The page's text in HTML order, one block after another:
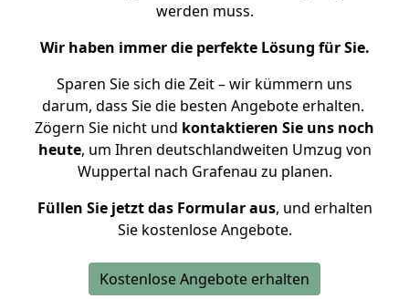
werden muss.
Wir haben immer die perfekte Lösung für Sie.
Sparen Sie sich die Zeit – wir kümmern uns
darum, dass Sie die besten Angebote erhalten.
Zögern Sie nicht und kontaktieren Sie uns noch
heute, um Ihren deutschlandweiten Umzug von
Wuppertal nach Grafenau zu planen.
Füllen Sie jetzt das Formular aus, und erhalten
Sie kostenlose Angebote.
Kostenlose Angebote erhalten